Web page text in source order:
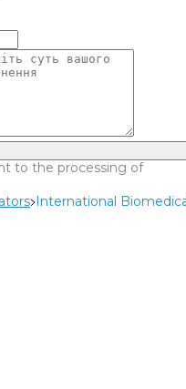
to the processing of
International